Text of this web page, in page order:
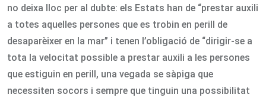
no deixa lloc per al dubte: els Estats han de “prestar auxili
a totes aquelles persones que es trobin en perill de
desaparèixer en la mar” i tenen l’obligació de “dirigir-se a
tota la velocitat possible a prestar auxili a les persones
que estiguin en perill, una vegada se sàpiga que
necessiten socors i sempre que tinguin una possibilitat